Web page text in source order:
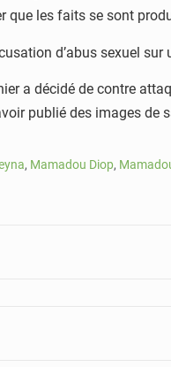
que les faits se sont
d’abus sexuel
a décidé de contre
publié des images
, Mamadou Diop,